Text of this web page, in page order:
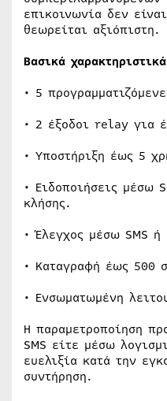
επικοινωνία δεν
θεωρείται αξιόπιστη.
Βασικά
• 5
• 2 έξοδοι relay για
• Υποστήριξη έως 5
• Ειδοποιήσεις μέσω
κλήσης.
• Έλεγχος μέσω SMS ή
• Καταγραφή έως 500
• Ενσωματωμένη
Η παραμετροποίηση
SMS είτε μέσω
ευελιξία κατά την
συντήρηση.